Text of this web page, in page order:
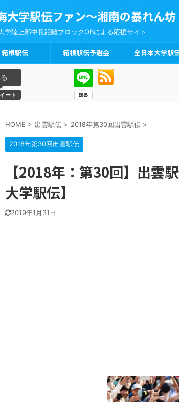
大学駅伝ファン～湘南の暴れん坊
学陸上部中長距離ブロックOBによる応援サイト
箱根駅伝 箱根駅伝予選会 全日本大学駅
ート
HOME > 出雲駅伝 > 2018年第30回出雲駅伝 >
2018年第30回出雲駅伝
【2018年：第30回】出雲
大学駅伝】
2019年1月31日